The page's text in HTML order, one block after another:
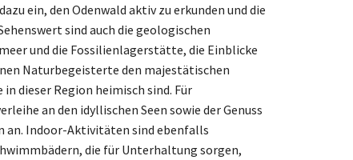
ein, den Odenwald aktiv zu erkunden und die
sind auch die geologischen
und die Fossilienlagerstätte, die Einblicke
Naturbegeisterte den majestätischen
dieser Region heimisch sind. Für
an den idyllischen Seen sowie der Genuss
an. Indoor-Aktivitäten sind ebenfalls
die für Unterhaltung sorgen,